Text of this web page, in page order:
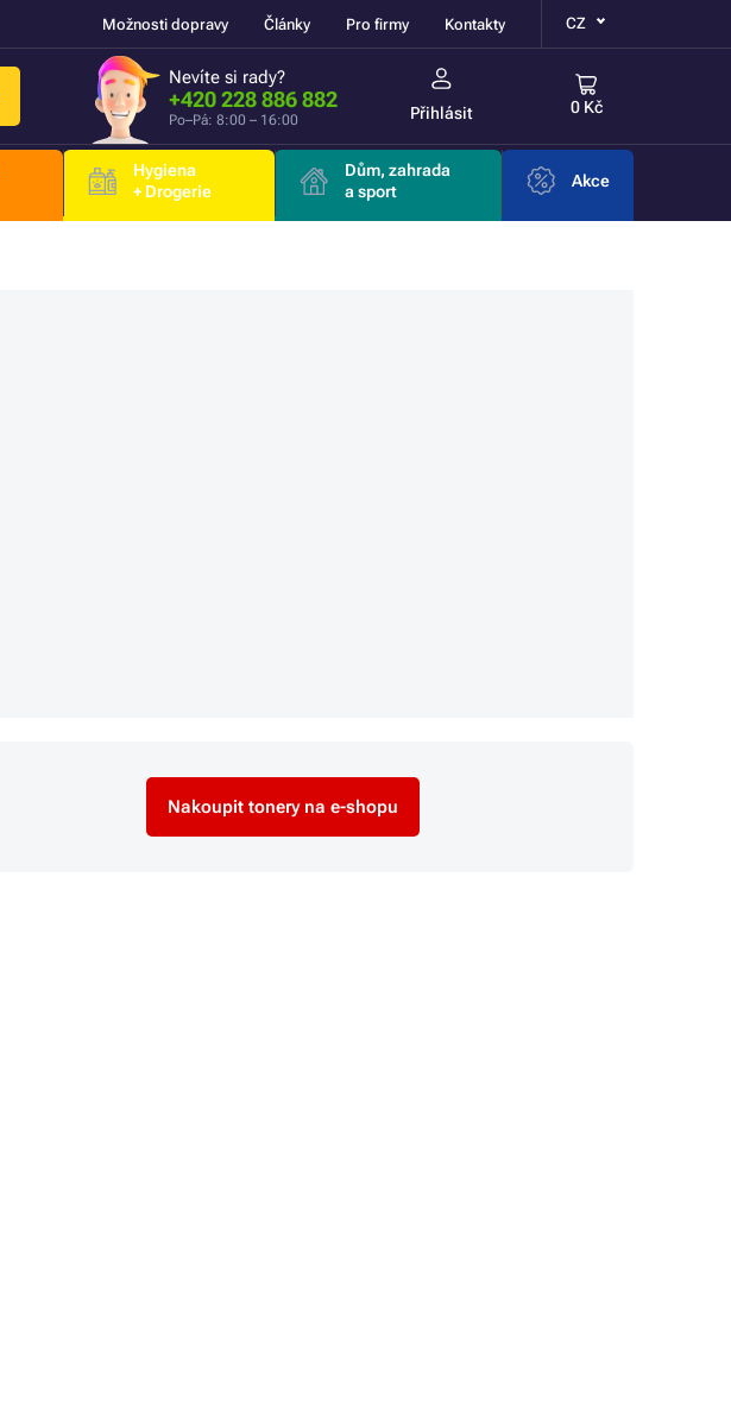
Možnosti dopravy Články Pro firmy Kontakty CZ
Nevíte si rady?
+420 228 886 882
Po–Pá: 8:00 – 16:00 Přihlásit 0 Kč
Hygiena
+ Drogerie
Dům, zahrada
a sport
Akce
Nakoupit tonery na e-shopu